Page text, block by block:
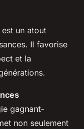
un atout
Il favorise
et la
gagnant-
non seulement